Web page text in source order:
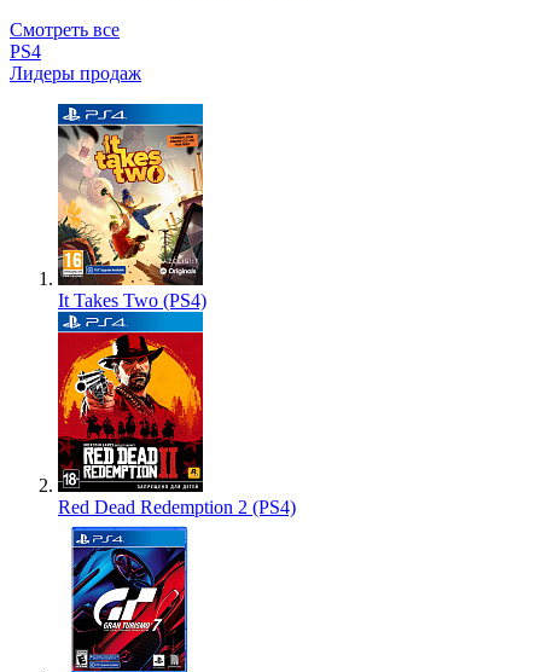
Смотреть все
PS4
Лидеры продаж
It Takes Two (PS4)
Red Dead Redemption 2 (PS4)